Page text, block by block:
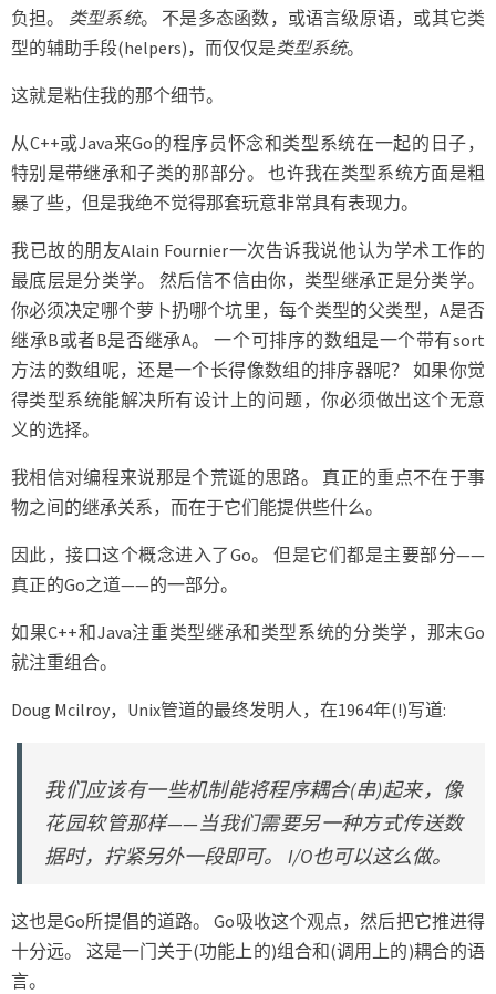
负担。
类型系统。 不是多态函数，或语言级原语，或其它类
型的辅助手段(helpers)，而仅仅是类型系统。
这就是粘住我的那个细节。
从C++或Java来Go的程序员怀念和类型系统在一起的日子，
特别是带继承和子类的那部分。 也许我在类型系统方面是粗
暴了些，但是我绝不觉得那套玩意非常具有表现力。
我已故的朋友Alain Fournier一次告诉我说他认为学术工作的
最底层是分类学。 然后信不信由你，类型继承正是分类学。
你必须决定哪个萝卜扔哪个坑里，每个类型的父类型，A是否
继承B或者B是否继承A。 一个可排序的数组是一个带有sort
方法的数组呢，还是一个长得像数组的排序器呢？ 如果你觉
得类型系统能解决所有设计上的问题，你必须做出这个无意
义的选择。
我相信对编程来说那是个荒诞的思路。 真正的重点不在于事
物之间的继承关系，而在于它们能提供些什么。
因此，接口这个概念进入了Go。 但是它们都是主要部分——
真正的Go之道——的一部分。
如果C++和Java注重类型继承和类型系统的分类学，那末Go
就注重组合。
Doug Mcilroy，Unix管道的最终发明人，在1964年(!)写道:
我们应该有一些机制能将程序耦合(串)起来，像
花园软管那样——当我们需要另一种方式传送数
据时，拧紧另外一段即可。 I/O也可以这么做。
这也是Go所提倡的道路。 Go吸收这个观点，然后把它推进得
十分远。 这是一门关于(功能上的)组合和(调用上的)耦合的语
言。